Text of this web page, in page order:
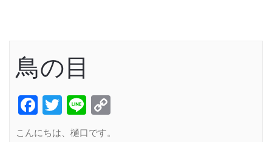
鳥の目
Facebook
Twitter
Line
こんにちは、樋口です。